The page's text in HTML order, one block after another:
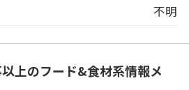
不明
上のフード&食材系情報メ